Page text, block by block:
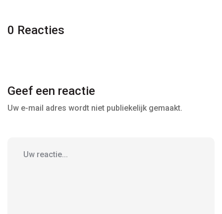
0 Reacties
Geef een reactie
Uw e-mail adres wordt niet publiekelijk gemaakt.